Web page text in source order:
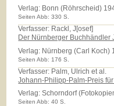
Verlag: Bonn (Röhrscheid)
Seiten Abb: 330 S.
Verfasser: Rackl, J[osef]
Der Nürnberger Buchhändler
Verlag: Nürnberg (Carl Koch)
Seiten Abb: 176 S.
Verfasser: Palm, Ulrich et al.
Johann-Philipp-Palm-Preis
Verlag:Schorndorf
Seiten Abb: 40 S.